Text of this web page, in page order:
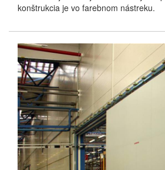
konštrukcia je vo farebnom nástreku.